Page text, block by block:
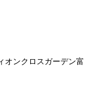
ンクロスガーデン富